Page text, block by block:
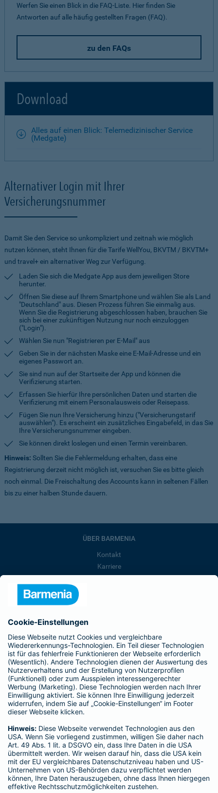
Werfen Sie einen Blick in die FAQ-Liste. Hier finden Sie
Antworten auf alle häufig gestellten Fragen (FAQ).
zu den FAQs
Download
Alles auf einen Blick: Telemedizinischer Service
(Medgate)
Alternativer Login mit Ihrer
Versicherungsnummer
Damit Sie den Service so unkompliziert und zeitnah wie möglich
nutzen können, steht Ihnen für die Tarife WellYou, BKVTM / BKVTM+
und travel+ ein alternativer Weg zur Verfügung.
Laden Sie sich die Medgate App aus dem jeweiligen Store
herunter.
Öffnen Sie diese auf Ihrem Smartphone und wählen Sie als Land
"Deutschland" aus. Diesen Prozess führen Sie einmalig aus.
Wenn Sie die Registrierung abgeschlossen haben, brauchen Sie
sich bei einer zukünftigen Nutzung nur noch einzuloggen
("Login").
Wählen Sie nun "Registrieren per E-Mail" aus
Geben Sie in der nächsten Maske eine E-Mail-Adresse und ein
eigenes Passwort an.
Sie sind nun auf der Startseite der App und können die
Verifizierung starten.
Erfassen Sie hierfür Ihre persönlichen Daten und starten die
Verifizierung mit einem Personalausweis oder Reisepass.
Fügen Sie nun Ihre Versicherung hinzu ("Versicherungstarif
auswählen"). Es erscheint ein zusätzliches Eingabefeld, in das Sie
Ihre Versicherungsnummer eingeben.
Sie können direkt loslegen und einen Termin vereinbaren.
Hinweis: Sollten Sie die Fehlermeldung erhalten, dass eine
Registrierung derzeit nicht möglich ist, versuchen Sie es bitte gleich
noch einmal. Die Freischaltung des Accounts kann in seltenen Fällen
bis zu einer halben Stunde dauern.
ÜBER BARMENIA
Kontakt
Karriere
Presse
Barmenia ist Teil der BarmeniaGothaer
BELIEBTE SEITEN
Kranken-Zusatzversicherung
Tierversicherungen
Haftpflichtversicherung
Hausratversicherung
Adresse ändern
Schaden melden
Kilometerstandsmeldung
Serviceübersicht